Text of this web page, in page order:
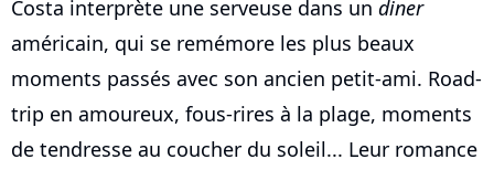
Costa interprète une serveuse dans un diner
américain, qui se remémore les plus beaux
moments passés avec son ancien petit-ami. Road-
trip en amoureux, fous-rires à la plage, moments
de tendresse au coucher du soleil... Leur romance